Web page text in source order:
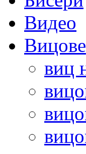
Видео
Вицове
виц